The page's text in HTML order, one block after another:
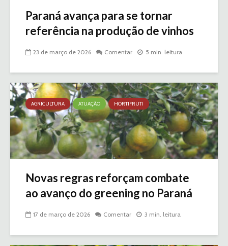
Paraná avança para se tornar
referência na produção de vinhos
23 de março de 2026 Comentar 5 min. leitura
AGRICULTURA ATUAÇÃO HORTIFRUTI
Novas regras reforçam combate
ao avanço do greening no Paraná
17 de março de 2026 Comentar 3 min. leitura